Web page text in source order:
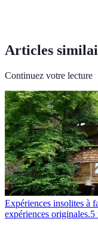
Articles
Continuez votre lecture
Expériences insolites à
expériences originales.5